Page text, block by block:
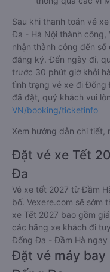
Sau khi thanh toán vé
Đa - Hà Nội thành công,
nhận thành công đến
đăng ký. Đến ngày đi,
trước 30 phút giờ khởi
tình trạng vé xe đi Đống
đã đặt, quý khách vui
VN/booking/ticketinfo
Xem hướng dẫn chi tiết,
Đặt vé xe Tết
Đa
Vé xe tết 2027 từ Đầm
bố. Vexere.com sẽ sớm
xe Tết 2027 bao gồm
các hãng xe khách đi
Đống Đa - Đầm Hà
Đặt vé máy